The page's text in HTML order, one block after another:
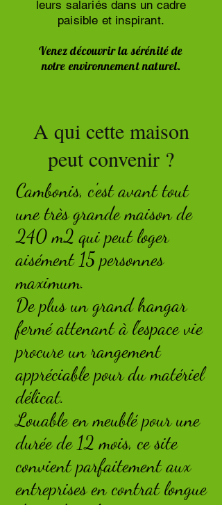
leurs salariés dans un cadre
paisible et inspirant.
Venez découvrir la sérénité de
notre environnement naturel.
A qui cette maison
peut convenir ?
Cambonis, c'est avant tout
une très grande maison de
240 m2 qui peut loger
aisément 15 personnes
maximum.
De plus un grand hangar
fermé attenant à l'espace vie
procure un rangement
appréciable pour du matériel
délicat.
Louable en meublé pour une
durée de 12 mois, ce site
convient parfaitement aux
entreprises en contrat longue